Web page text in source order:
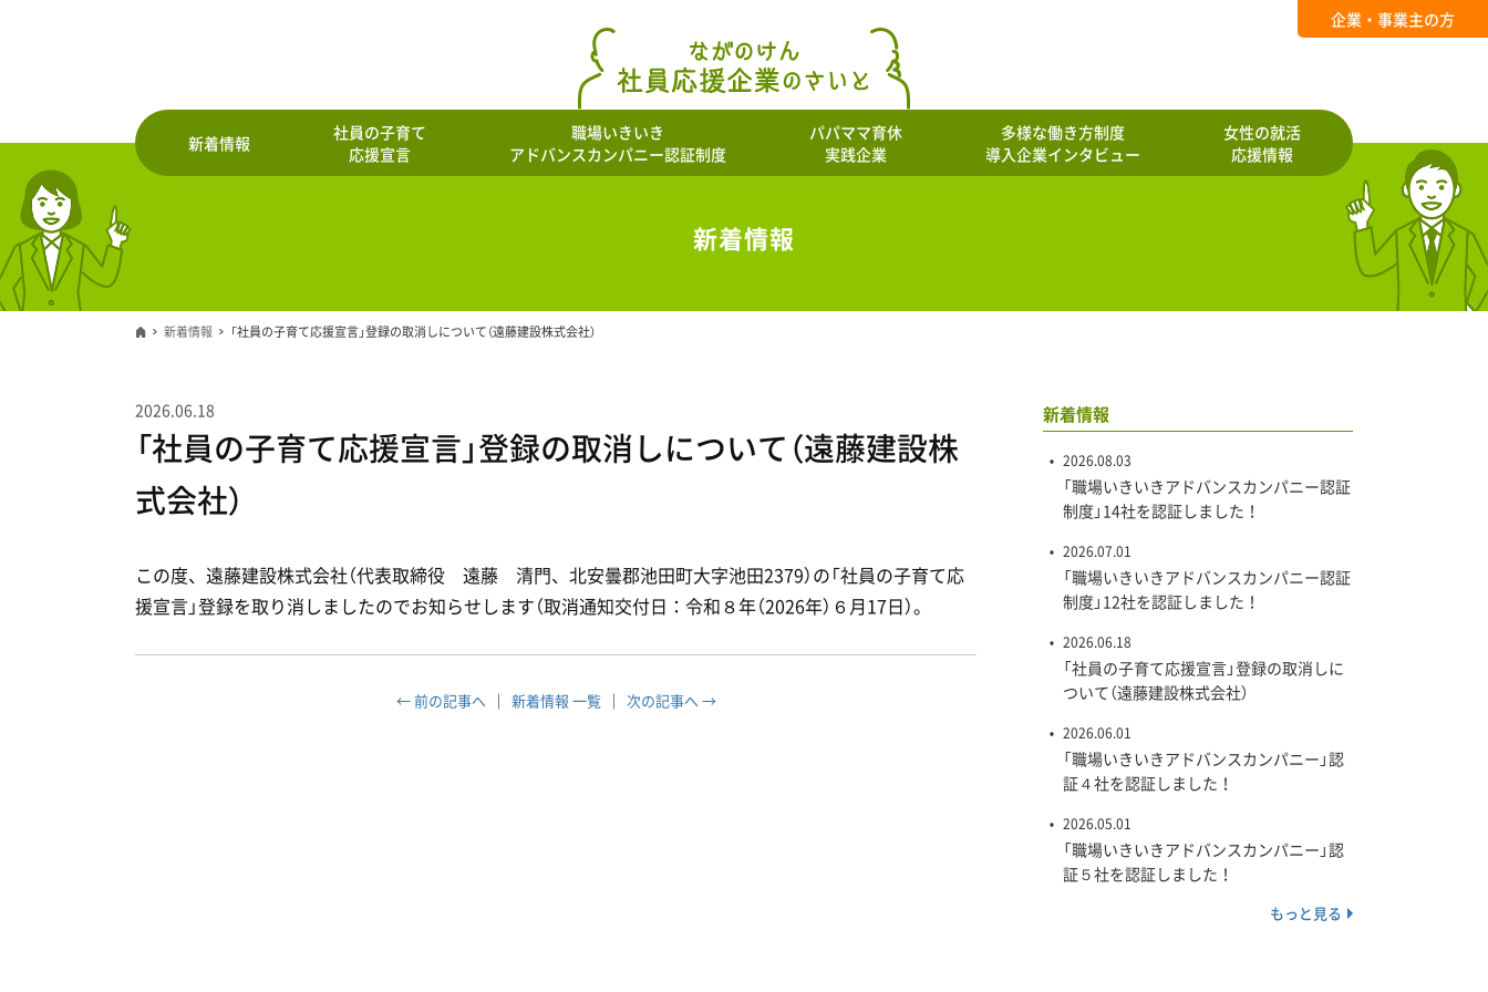
新着情報
社員の子育て
応援宣言
職場いきいき
アドバンスカンパニー認証制度
パパママ育休
実践企業
多様な働き方制度
導入企業インタビュー
女性の就活
応援情報
企業・事業主の方
新着情報
新着情報 「社員の子育て応援宣言」登録の取消しについて（遠藤建設株式会社）
2026.06.18
「社員の子育て応援宣言」登録の取消しについて（遠藤建設株
式会社）
この度、遠藤建設株式会社（代表取締役 遠藤 清門、北安曇郡池田町大字池田2379）の「社員の子育て応
援宣言」登録を取り消しましたのでお知らせします（取消通知交付日：令和８年（2026年）６月17日）。
← 前の記事へ 新着情報 一覧 次の記事へ →
新着情報
2026.08.03
「職場いきいきアドバンスカンパニー認証
制度」14社を認証しました！
2026.07.01
「職場いきいきアドバンスカンパニー認証
制度」12社を認証しました！
2026.06.18
「社員の子育て応援宣言」登録の取消しに
ついて（遠藤建設株式会社）
2026.06.01
「職場いきいきアドバンスカンパニー」認
証４社を認証しました！
2026.05.01
「職場いきいきアドバンスカンパニー」認
証５社を認証しました！
もっと見る